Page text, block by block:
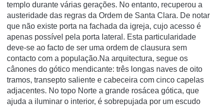
templo durante várias gerações. No entanto, recuperou a
austeridade das regras da Ordem de Santa Clara. De notar
que não existe porta na fachada da igreja, cujo acesso é
apenas possível pela porta lateral. Esta particularidade
deve-se ao facto de ser uma ordem de clausura sem
contacto com a população.Na arquitectura, segue os
cânones do gótico mendicante: três longas naves de oito
tramos, transepto saliente e cabeceira com cinco capelas
adjacentes. No topo Norte a grande rosácea gótica, que
ajuda a iluminar o interior, é sobrepujada por um escudo